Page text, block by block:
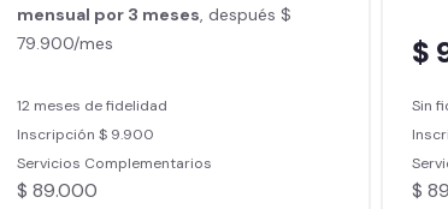
mensual por 3 meses, después $
79.900/mes
12 meses de fidelidad
Inscripción $ 9.900
Servicios Complementarios
$ 89.000
$
Sin
$